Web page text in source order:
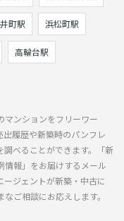
町駅 浜松町駅
高輪台駅
マンションをフリーワー
出履歴や新築時のパンフレ
調べることができます。「新
情報」をお届けするメール
ジェントが新築・中古に
ご相談にお応えします。